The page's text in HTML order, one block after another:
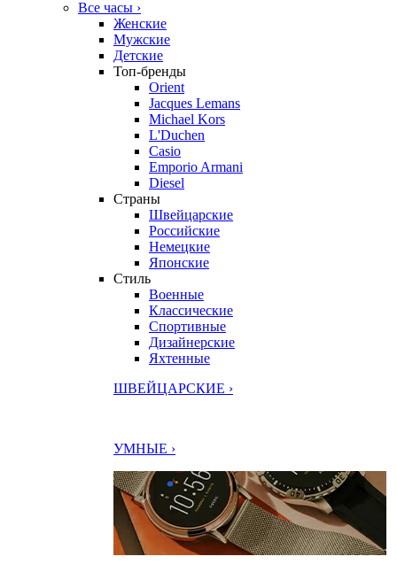
Все часы ›
Женские
Мужские
Детские
Топ-бренды
Orient
Jacques Lemans
Michael Kors
L'Duchen
Casio
Emporio Armani
Diesel
Страны
Швейцарские
Российские
Немецкие
Японские
Стиль
Военные
Классические
Спортивные
Дизайнерские
Яхтенные
ШВЕЙЦАРСКИЕ ›
УМНЫЕ ›